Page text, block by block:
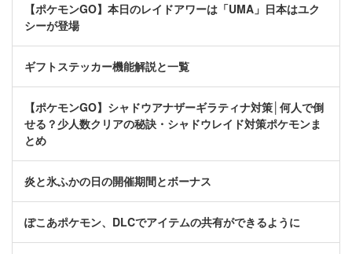
【ポケモンGO】本日のレイドアワーは「UMA」日本はユク
シーが登場
ギフトステッカー機能解説と一覧
【ポケモンGO】シャドウアナザーギラティナ対策│何人で倒
せる？少人数クリアの秘訣・シャドウレイド対策ポケモンま
とめ
炎と氷ふかの日の開催期間とボーナス
ぽこあポケモン、DLCでアイテムの共有ができるように